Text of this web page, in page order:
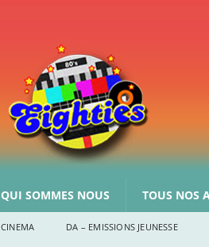
QUI SOMMES NOUS TOUS NOS
CINEMA DA – EMISSIONS JEUNESSE